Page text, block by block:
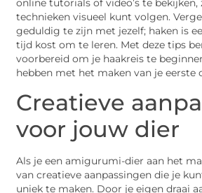
online tutorials of video’s te bekijken,
technieken visueel kunt volgen.
geduldig te zijn met jezelf; haken is
tijd kost om te leren. Met deze tips
voorbereid om je haakreis te
hebben met het maken van je eerste
Creatieve
voor jouw dier
Als je een amigurumi-dier aan het
van creatieve aanpassingen die je
uniek te maken. Door je eigen draai